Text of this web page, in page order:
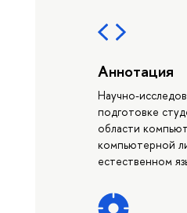
Аннотация
Научно-
подготовке
области
компьютерной
естественном